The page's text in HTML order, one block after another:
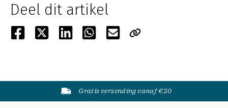
Deel dit artikel
Gratis verzending vanaf €20